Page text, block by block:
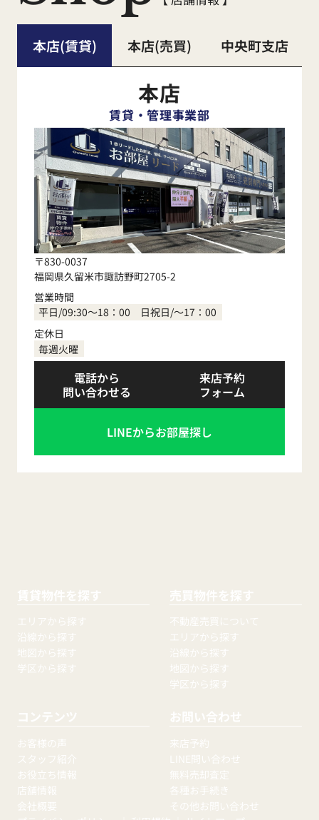
本店(賃貸) 本店(売買) 中央町支店
本店
賃貸・管理事業部
〒830-0037
福岡県久留米市諏訪野町2705-2
営業時間
平日/09:30～18：00 日祝日/～17：00
定休日
毎週火曜
電話から
問い合わせる
来店予約
フォーム
LINEからお部屋探し
賃貸物件を探す
エリアから探す
沿線から探す
地図から探す
学区から探す
売買物件を探す
不動産売買について
エリアから探す
沿線から探す
地図から探す
学区から探す
コンテンツ
お客様の声
スタッフ紹介
お役立ち情報
店舗情報
会社概要
お問い合わせ
来店予約
LINE問い合わせ
無料売却査定
各種お手続き
その他お問い合わせ